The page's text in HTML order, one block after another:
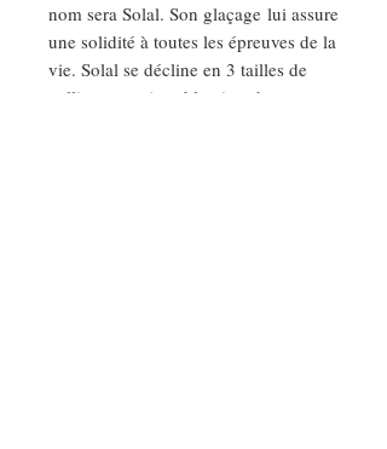
nom sera Solal. Son glaçage lui assure
une solidité à toutes les épreuves de la
vie. Solal se décline en 3 tailles de
collier, tous ajustables (ras de cou,